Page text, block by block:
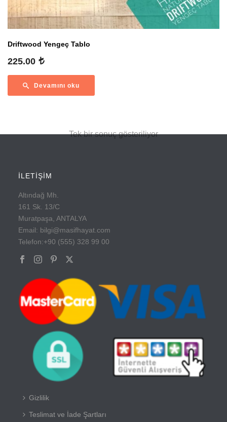
Driftwood Yengeç Tablo
225.00
Devamını oku
Tek bir sonuç gösteriliyor
İLETİŞİM
Altındağ Mh.
161 Sk. 13/C
Muratpaşa, ANTALYA
Email: bilgi@masifhayat.com
Telefon:+90 (555) 328 99 00
Gizlilik
Teslimat ve İade Şartları